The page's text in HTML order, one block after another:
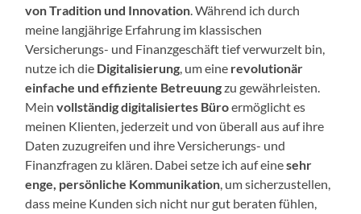
von Tradition und Innovation. Während ich durch
meine langjährige Erfahrung im klassischen
Versicherungs- und Finanzgeschäft tief verwurzelt bin,
nutze ich die Digitalisierung, um eine revolutionär
einfache und effiziente Betreuungzu gewährleisten.
Meinvollständig digitalisiertes Büroermöglicht es
meinen Klienten, jederzeit und von überall aus auf ihre
Daten zuzugreifen und ihre Versicherungs- und
Finanzfragen zu klären. Dabei setze ich auf einesehr
enge, persönliche Kommunikation, um sicherzustellen,
dass meine Kunden sich nicht nur gut beraten fühlen,